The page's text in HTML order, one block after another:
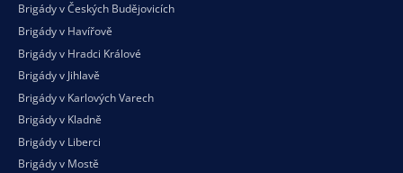
Brigády v Českých Budějovicích
Brigády v Havířově
Brigády v Hradci Králové
Brigády v Jihlavě
Brigády v Karlových Varech
Brigády v Kladně
Brigády v Liberci
Brigády v Mostě